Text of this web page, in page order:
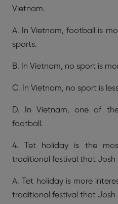
Vietnam.
A. In Vietnam, football is
sports.
B. In Vietnam, no sport is
C. In Vietnam, no sport is
D. In Vietnam, one of
football.
4. Tet holiday is the
traditional festival that Josh
A. Tet holiday is more
traditional festival that Josh